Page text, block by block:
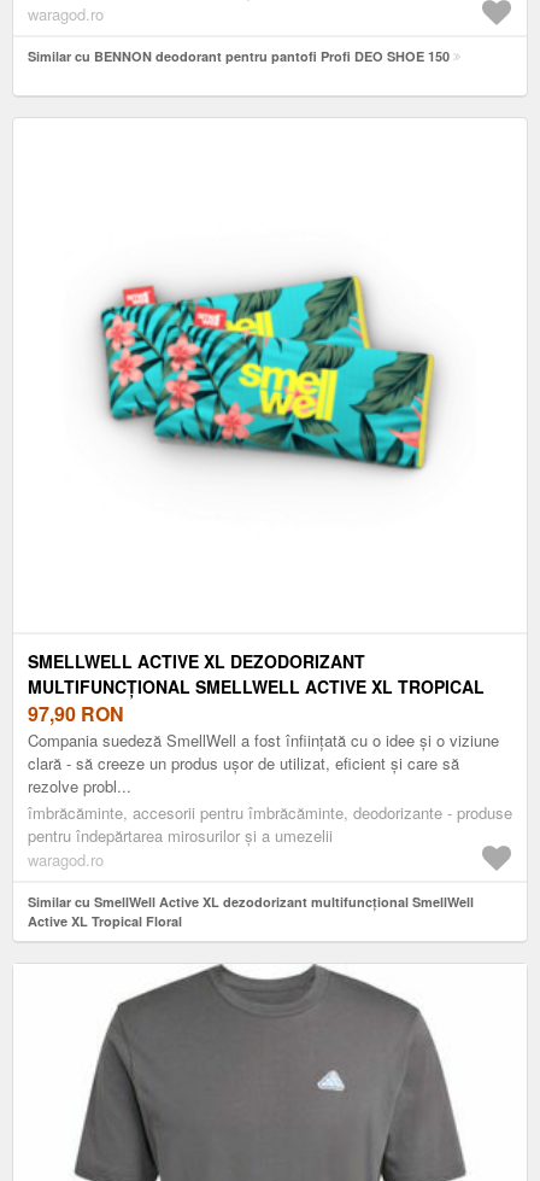
waragod.ro
Similar cu BENNON deodorant pentru pantofi Profi DEO SHOE 150
SMELLWELL ACTIVE XL DEZODORIZANT
MULTIFUNCȚIONAL SMELLWELL ACTIVE XL TROPICAL
FLORAL
97,90 RON
Compania suedeză SmellWell a fost înființată cu o idee și o viziune
clară - să creeze un produs ușor de utilizat, eficient și care să
rezolve probl...
îmbrăcăminte, accesorii pentru îmbrăcăminte, deodorizante - produse
pentru îndepărtarea mirosurilor și a umezelii
waragod.ro
Similar cu SmellWell Active XL dezodorizant multifuncțional SmellWell
Active XL Tropical Floral